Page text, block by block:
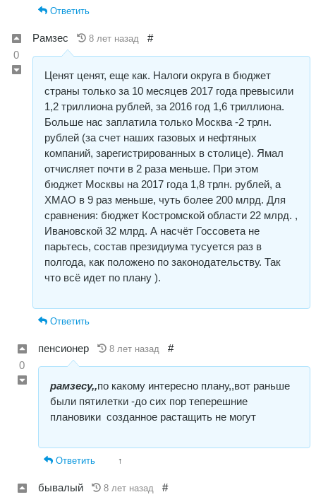
Ответить
0
Рамзес 8 лет назад #
Ценят ценят, еще как. Налоги округа в бюджет
страны только за 10 месяцев 2017 года превысили
1,2 триллиона рублей, за 2016 год 1,6 триллиона.
Больше нас заплатила только Москва -2 трлн.
рублей (за счет наших газовых и нефтяных
компаний, зарегистрированных в столице). Ямал
отчисляет почти в 2 раза меньше. При этом
бюджет Москвы на 2017 года 1,8 трлн. рублей, а
ХМАО в 9 раз меньше, чуть более 200 млрд. Для
сравнения: бюджет Костромской области 22 млрд. ,
Ивановской 32 млрд. А насчёт Госсовета не
парьтесь, состав президиума тусуется раз в
полгода, как положено по законодательству. Так
что всё идет по плану ).
Ответить
0
пенсионер 8 лет назад #
рамзесу,,по какому интересно плану,,вот раньше
были пятилетки -до сих пор теперешние
плановики созданное растащить не могут
Ответить ↑
бывалый 8 лет назад #